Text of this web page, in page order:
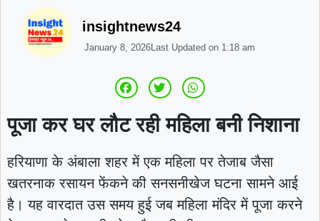
insightnews24
January 8, 2026Last Updated on 1:18 am
पूजा कर घर लौट रही महिला बनी निशाना
हरियाणा के अंबाला शहर में एक महिला पर तेजाब जैसा
खतरनाक रसायन फेंकने की सनसनीखेज घटना सामने आई
है। यह वारदात उस समय हुई जब महिला मंदिर में पूजा करने